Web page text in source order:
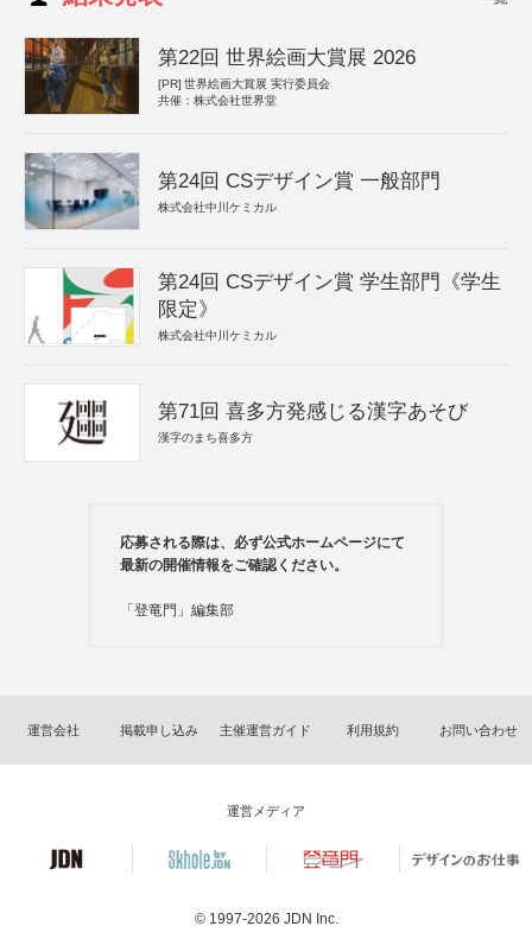
第22回 世界絵画大賞展 2026
[PR] 世界絵画大賞展 実行委員会
共催：株式会社世界堂
第24回 CSデザイン賞 一般部門
株式会社中川ケミカル
第24回 CSデザイン賞 学生部門《学生
限定》
株式会社中川ケミカル
第71回 喜多方発感じる漢字あそび
漢字のまち喜多方
応募される際は、必ず公式ホームページにて
最新の開催情報をご確認ください。
「登竜門」編集部
運営会社 掲載申し込み 主催運営ガイド 利用規約 お問い合わせ
運営メディア
© 1997-2026 JDN Inc.